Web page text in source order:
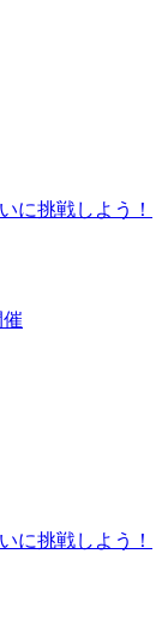
に挑戦しよう！
に挑戦しよう！